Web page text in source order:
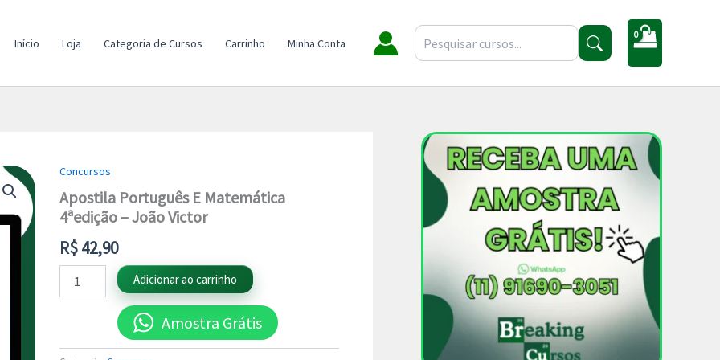
Início Loja Categoria de Cursos Carrinho Minha Conta
Concursos
Apostila Português E Matemática
4ªedição – João Victor
R$42,90
Apostila
Português
E
Matemática
4ªedição
-
João
Victor
quantidade
Adicionar ao carrinho
Amostra Grátis